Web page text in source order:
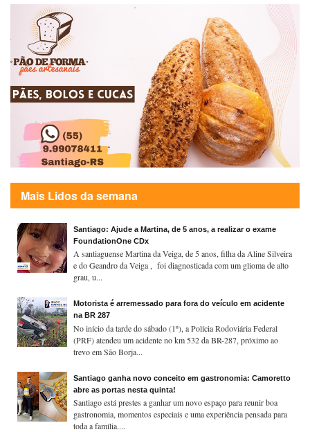
Mais Lidos da semana
Santiago: Ajude a Martina, de 5 anos, a realizar o exame
FoundationOne CDx
A santiaguense Martina da Veiga, de 5 anos, filha da Aline Silveira
e do Geandro da Veiga , foi diagnosticada com um glioma de alto
grau, u...
Motorista é arremessado para fora do veículo em acidente
na BR 287
No início da tarde do sábado (1º), a Polícia Rodoviária Federal
(PRF) atendeu um acidente no km 532 da BR-287, próximo ao
trevo em São Borja...
Santiago ganha novo conceito em gastronomia: Camoretto
abre as portas nesta quinta!
Santiago está prestes a ganhar um novo espaço para reunir boa
gastronomia, momentos especiais e uma experiência pensada para
toda a família....